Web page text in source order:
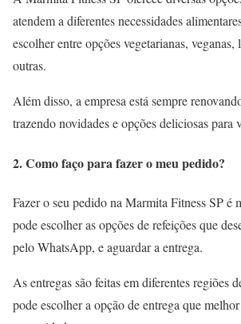
atendem a diferentes necessidades
escolher entre opções vegetarianas,
outras.
Além disso, a empresa está sempre
trazendo novidades e opções deliciosas para
2. Como faço para fazer o meu pedido?
Fazer o seu pedido na Marmita Fitness SP é
pode escolher as opções de refeições que
pelo WhatsApp, e aguardar a entrega.
As entregas são feitas em diferentes regiões
pode escolher a opção de entrega que melhor